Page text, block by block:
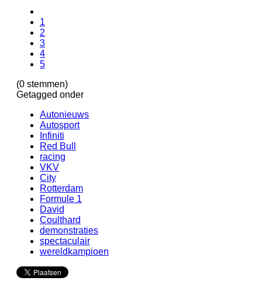
1
2
3
4
5
(0 stemmen)
Getagged onder
Autonieuws
Autosport
Infiniti
Red Bull
racing
VKV
City
Rotterdam
Formule 1
David
Coulthard
demonstraties
spectaculair
wereldkampioen